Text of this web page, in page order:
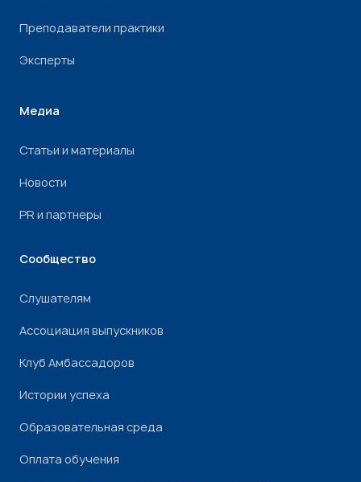
Преподаватели практики
Эксперты
Медиа
Статьи и материалы
Новости
PR и партнеры
Сообщество
Слушателям
Ассоциация выпускников
Клуб Амбассадоров
Истории успеха
Образовательная среда
Оплата обучения